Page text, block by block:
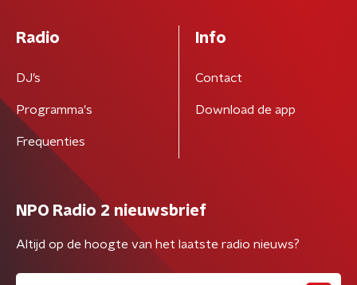
Radio
DJ’s
Programma's
Frequenties
Info
Contact
Download de app
NPO Radio 2 nieuwsbrief
Altijd op de hoogte van het laatste radio nieuws?